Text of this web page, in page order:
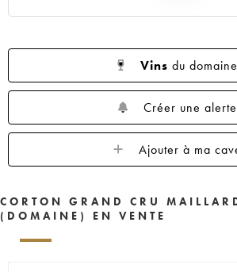
Vins du domaine
Créer une alerte
Ajouter à ma
CORTON GRAND CRU
(DOMAINE) EN VENTE